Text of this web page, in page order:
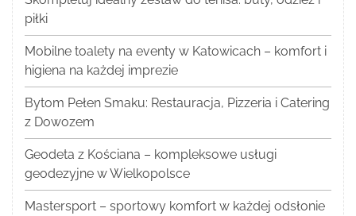
piłki
Mobilne toalety na eventy w Katowicach – komfort i
higiena na każdej imprezie
Bytom Pełen Smaku: Restauracja, Pizzeria i Catering
z Dowozem
Geodeta z Kościana – kompleksowe usługi
geodezyjne w Wielkopolsce
Mastersport – sportowy komfort w każdej odsłonie